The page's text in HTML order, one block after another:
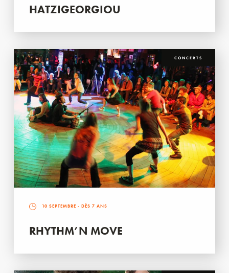
HATZIGEORGIOU
CONCERTS
10 SEPTEMBRE - DÈS 7 ANS
RHYTHM’N MOVE